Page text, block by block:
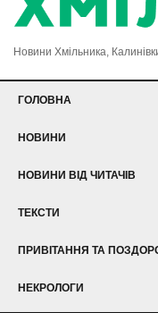
Новини Хмільника,
ГОЛОВНА
НОВИНИ
НОВИНИ ВІД ЧИТАЧІВ
ТЕКСТИ
ПРИВІТАННЯ ТА
НЕКРОЛОГИ